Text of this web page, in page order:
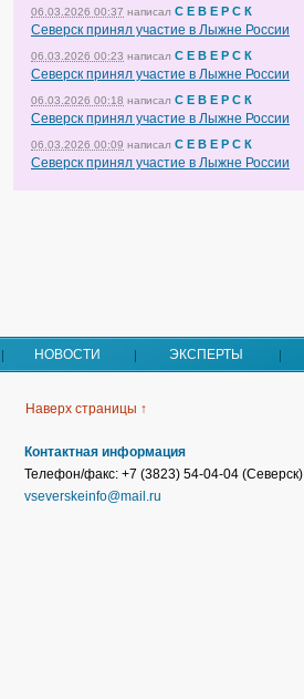
06.03.2026 00:37 написал С Е В Е Р С К
Северск принял участие в Лыжне России
06.03.2026 00:23 написал С Е В Е Р С К
Северск принял участие в Лыжне России
06.03.2026 00:18 написал С Е В Е Р С К
Северск принял участие в Лыжне России
06.03.2026 00:09 написал С Е В Е Р С К
Северск принял участие в Лыжне России
НОВОСТИ ЭКСПЕРТЫ
Наверх страницы ↑
Контактная информация
Телефон/факс: +7 (3823) 54-04-04 (Северск)
vseverskeinfo@mail.ru